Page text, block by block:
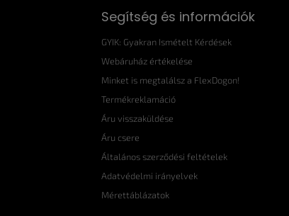
Segítség és információk
GYIK: Gyakran Ismételt Kérdések
Webáruház értékelése
Minket is megtalálsz a FlexDogon!
Termékreklamáció
Áru visszaküldése
Áru csere
Általános szerződési feltételek
Adatvédelmi irányelvek
Mérettáblázatok